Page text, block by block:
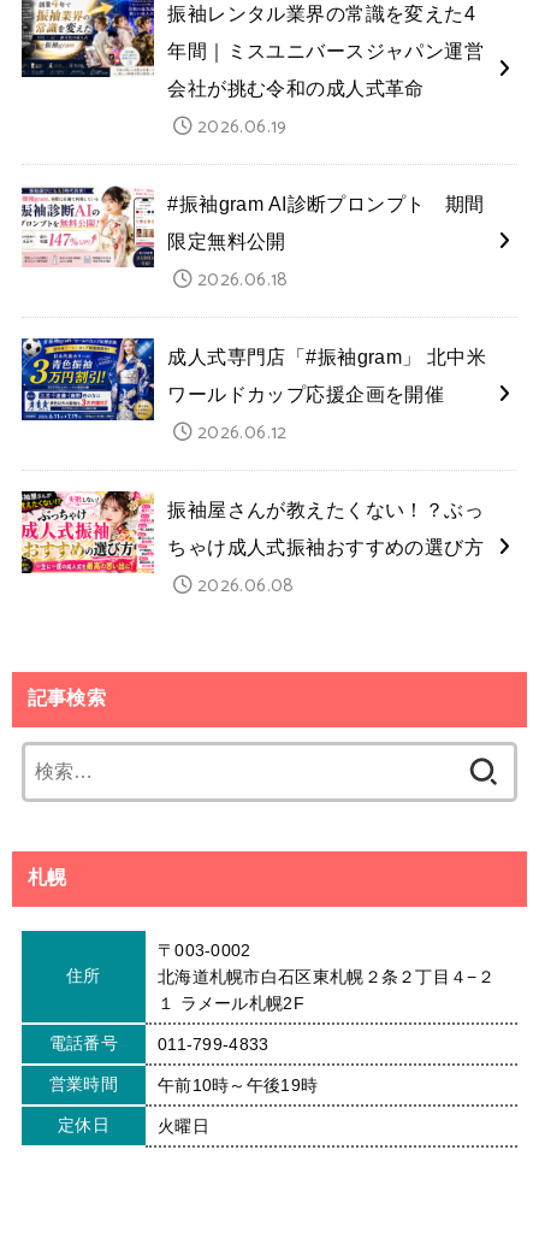
振袖レンタル業界の常識を変えた4
年間｜ミスユニバースジャパン運営
会社が挑む令和の成人式革命
2026.06.19
#振袖gram AI診断プロンプト 期間
限定無料公開
2026.06.18
成人式専門店「#振袖gram」 北中米
ワールドカップ応援企画を開催
2026.06.12
振袖屋さんが教えたくない！？ぶっ
ちゃけ成人式振袖おすすめの選び方
2026.06.08
記事検索
索:
札幌
住所
〒003-0002
北海道札幌市白石区東札幌２条２丁目４−２
１ ラメール札幌2F
電話番号 011-799-4833
営業時間 午前10時～午後19時
定休日 火曜日